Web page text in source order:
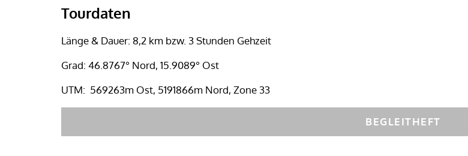
Tourdaten
Länge & Dauer: 8,2 km bzw. 3 Stunden Gehzeit
Grad: 46.8767° Nord, 15.9089° Ost
UTM: 569263m Ost, 5191866m Nord, Zone 33
BEGLEITHEFT